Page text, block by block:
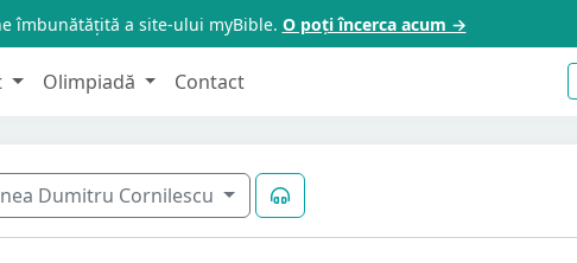
îmbunătățită a site-ului myBible. O poți încerca acum →
Olimpiadă Contact
Dumitru Cornilescu